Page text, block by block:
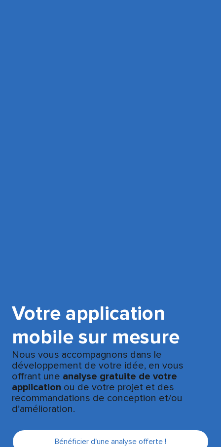
Votre application
mobile sur mesure
Nous vous accompagnons dans le
développement de votre idée, en vous
offrant uneanalyse gratuite de votre
application ou de votre projet et des
recommandations de conception et/ou
d’amélioration.